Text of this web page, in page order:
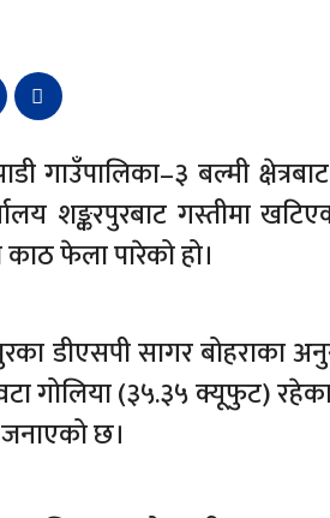
गाउँपालिका–३ बल्मी
शङ्करपुरबाट गस्तीमा
फेला पारेको हो।
डीएसपी सागर बोहराका
गोलिया (३५.३५ क्यूफुट)
छ।